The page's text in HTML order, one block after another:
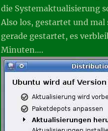
die Systemaktualisierung
Also los, gestartet und mal
gerade gestartet, es
Minuten….